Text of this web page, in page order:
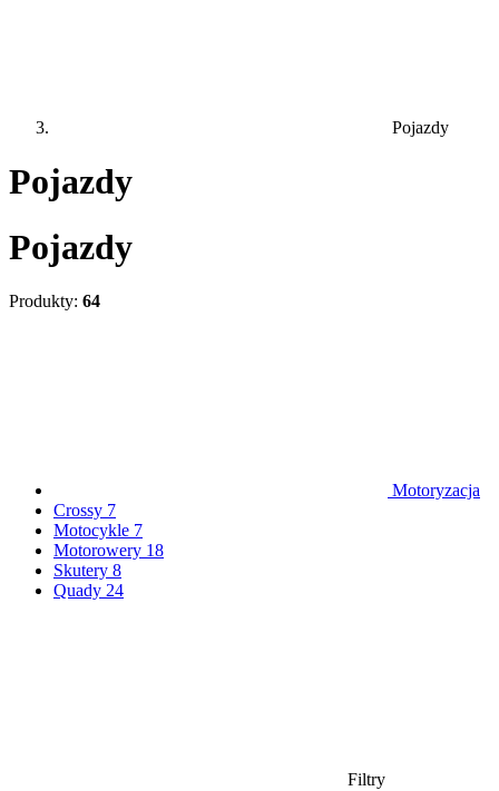
Pojazdy
Pojazdy
Pojazdy
Produkty: 64
Motoryzacja
Crossy 7
Motocykle 7
Motorowery 18
Skutery 8
Quady 24
Filtry